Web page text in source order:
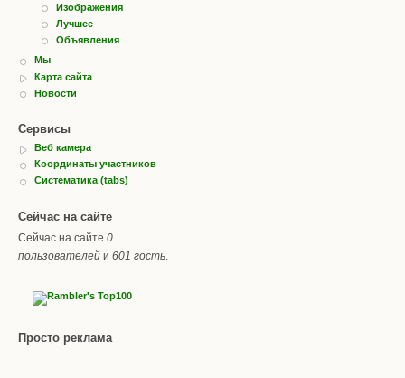
Изображения
Лучшее
Объявления
Мы
Карта сайта
Новости
Сервисы
Веб камера
Координаты участников
Систематика (tabs)
Сейчас на сайте
Сейчас на сайте 0
пользователей и 601 гость.
Просто реклама